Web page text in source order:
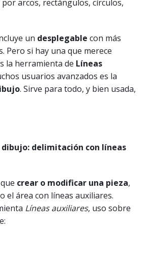
arcos, rectángulos, círculos,
un desplegable con más
Pero si hay una que merece
la herramienta de Líneas
usuarios avanzados es la
. Sirve para todo, y bien usada,
delimitación con líneas
crear o modificar una pieza,
el área con líneas auxiliares.
Líneas auxiliares, uso sobre